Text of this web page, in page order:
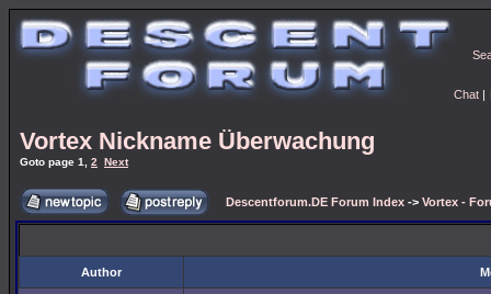
Chat |
Vortex Nickname Überwachung
Goto page 1 2 Next
Descentforum.DE Forum Index -> Vortex -
Author